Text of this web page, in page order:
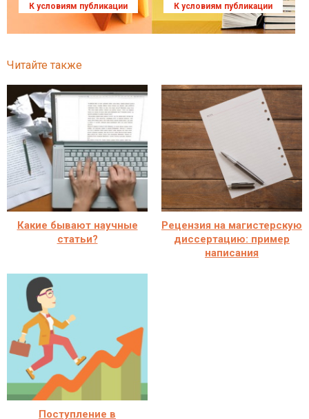
К условиям публикации К условиям публикации
Читайте также
Какие бывают научные
статьи?
Рецензия на магистерскую
диссертацию: пример
написания
Поступление в